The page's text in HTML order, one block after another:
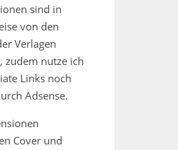
sind in
von den
Verlagen
zudem nutze ich
Links noch
Adsense.
Cover und